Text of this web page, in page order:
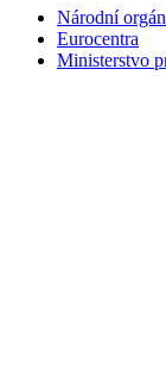
Národní
Eurocentra
Ministerstvo